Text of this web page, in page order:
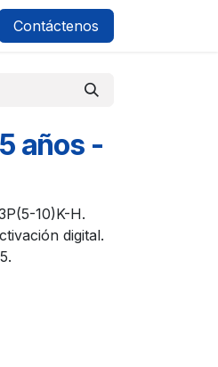
Contáctenos
años -
10)K-H.
digital.